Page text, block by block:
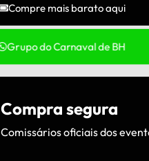
Compre mais barato aqui
Grupo do Carnaval de BH
Compra segura
Comissários oficiais dos